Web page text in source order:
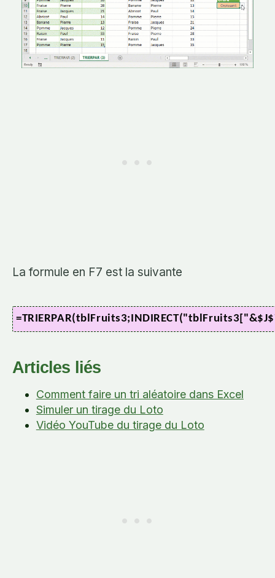
La formule en F7 est la suivante
Articles liés
Comment faire un tri aléatoire dans Excel
Simuler un tirage du Loto
Vidéo YouTube du tirage du Loto